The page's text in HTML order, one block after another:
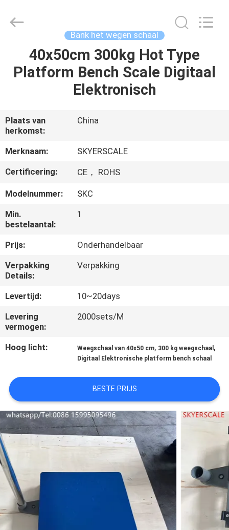
HUIS
PRODUCTEN
VIDEO'S
OVER
ONS
NIEUWS
GEVALLEN
VRAAG
EEN
SITEMAP
PRIVACY
POLICY
Rights
Bank het wegen schaal
40x50cm 300kg Hot Type
Platform Bench Scale Digitaal
Elektronisch
Plaats van
herkomst:
China
Merknaam:
SKYERSCALE
Certificering:
CE， ROHS
Modelnummer:
SKC
Min.
bestelaantal:
1
Prijs:
Onderhandelbaar
Verpakking
Details:
Verpakking
Levertijd:
10~20days
Levering
vermogen:
2000sets/M
Hoog licht: Weegschaal van 40x50 cm, 300 kg weegschaal ,
Digitaal Elektronische platform bench schaal
BESTE PRIJS